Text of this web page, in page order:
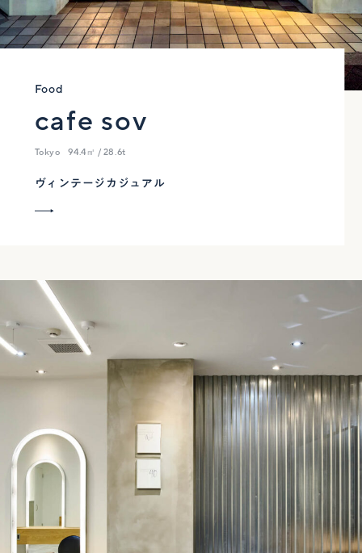
Food
cafe sov
Tokyo 94.4㎡ / 28.6t
ヴィンテージカジュアル